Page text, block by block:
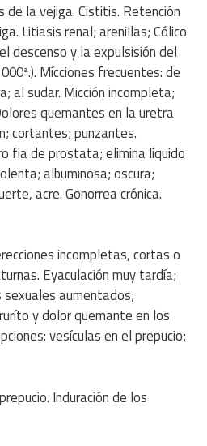
de la vejiga. Cistitis. Retención
Litiasis renal; arenillas; Cólico
descenso y la expulsisión del
Mícciones frecuentes: de
al sudar. Micción incompleta;
quemantes en la uretra
cortantes; punzantes.
fia de prostata; elimina líquido
albuminosa; oscura;
acre. Gonorrea crónica.
incompletas, cortas o
Eyaculación muy tardía;
aumentados;
y dolor quemante en los
vesículas en el prepucio;
Induración de los